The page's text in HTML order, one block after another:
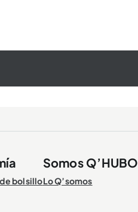
bolsillo
Somos Q’HUBO
Lo Q’somos